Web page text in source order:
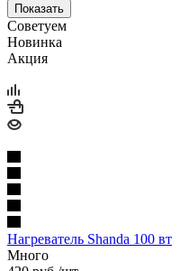
Показать
Советуем
Новинка
Акция
Нагреватель Shanda 100 вт
Много